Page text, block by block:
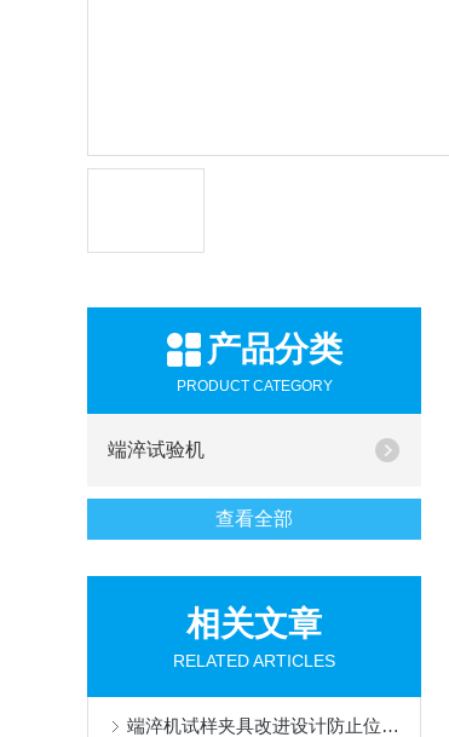
产品分类
PRODUCT CATEGORY
端淬试验机
查看全部
相关文章
RELATED ARTICLES
端淬机试样夹具改进设计防止位移误差的实践